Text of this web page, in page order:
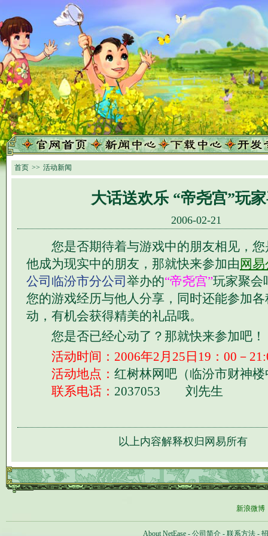
首页 >> 活动新闻
大话送欢乐 “帝尧宫”玩
2006-02-21
您是否期待着与游戏中的朋友相见，您
他成为现实中的朋友，那就快来参加由 网
公司临汾市分公司 举办的“帝尧宫”玩家聚会
您的游戏经历与他人分享，同时还能参加
动，有机会获得精美的礼品哦。
您是否已经心动了？那就快来参加吧！
活动时间：2006年2月25日19：00－
活动地点： 红树林网吧（临汾市财神
联系电话： 2037053 刘先生
以上内容解释权归网易所有
新浪微博
About NetEase - 公司简介 - 联系方法 -